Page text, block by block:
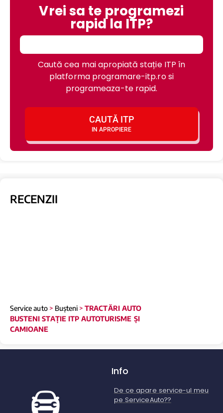
Vrei sa te programezi
rapid la ITP?
Caută cea mai apropiată stație ITP în
platforma programare-itp.ro si
programeaza-te rapid.
CAUTĂ ITP
IN APROPIERE
RECENZII
Service auto> Bușteni >TRACTĂRI AUTO
BUSTENI STAȚIE ITP AUTOTURISME ȘI
CAMIOANE
Info
De ce apare service-ul meu
pe ServiceAuto??